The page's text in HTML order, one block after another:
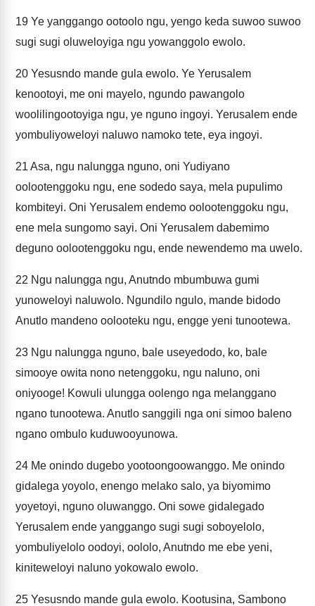
19 Ye yanggango ootoolo ngu, yengo keda suwoo suwoo
sugi sugi oluweloyiga ngu yowanggolo ewolo.
20 Yesusndo mande gula ewolo. Ye Yerusalem
kenootoyi, me oni mayelo, ngundo pawangolo
woolilingootoyiga ngu, ye nguno ingoyi. Yerusalem ende
yombuliyoweloyi naluwo namoko tete, eya ingoyi.
21 Asa, ngu nalungga nguno, oni Yudiyano
oolootenggoku ngu, ene sodedo saya, mela pupulimo
kombiteyi. Oni Yerusalem endemo oolootenggoku ngu,
ene mela sungomo sayi. Oni Yerusalem dabemimo
deguno oolootenggoku ngu, ende newendemo ma uwelo.
22 Ngu nalungga ngu, Anutndo mbumbuwa gumi
yunoweloyi naluwolo. Ngundilo ngulo, mande bidodo
Anutlo mandeno oolooteku ngu, engge yeni tunootewa.
23 Ngu nalungga nguno, bale useyedodo, ko, bale
simooye owita nono netenggoku, ngu naluno, oni
oniyooge! Kowuli ulungga oolengo nga melanggano
ngano tunootewa. Anutlo sanggili nga oni simoo baleno
ngano ombulo kuduwooyunowa.
24 Me onindo dugebo yootoongoowanggo. Me onindo
gidalega yoyolo, enengo melako salo, ya biyomimo
yoyetoyi, nguno oluwanggo. Oni sowe gidalegado
Yerusalem ende yanggango sugi sugi soboyelolo,
yombuliyelolo oodoyi, oololo, Anutndo me ebe yeni,
kiniteweloyi naluno yokowalo ewolo.
25 Yesusndo mande gula ewolo. Kootusina, Sambono